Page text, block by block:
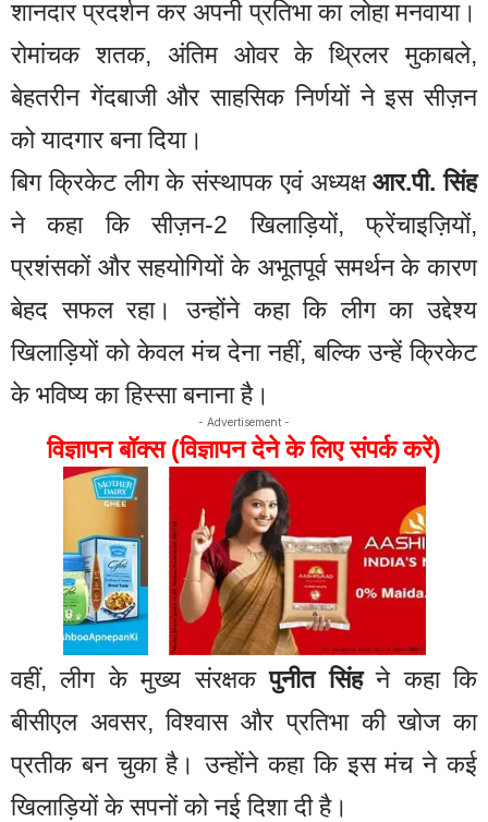
शानदार प्रदर्शन कर अपनी प्रतिभा का लोहा मनवाया।
रोमांचक शतक, अंतिम ओवर के थ्रिलर मुकाबले,
बेहतरीन गेंदबाजी और साहसिक निर्णयों ने इस सीज़न
को यादगार बना दिया।
बिग क्रिकेट लीग के संस्थापक एवं अध्यक्षआर.पी. सिंह
ने कहा कि सीज़न-2 खिलाड़ियों, फ्रेंचाइज़ियों,
प्रशंसकों और सहयोगियों के अभूतपूर्व समर्थन के कारण
बेहद सफल रहा। उन्होंने कहा कि लीग का उद्देश्य
खिलाड़ियों को केवल मंच देना नहीं, बल्कि उन्हें क्रिकेट
के भविष्य का हिस्सा बनाना है।
- Advertisement -
विज्ञापन बॉक्स (विज्ञापन देने के लिए संपर्क करें)
वहीं, लीग के मुख्य संरक्षकपुनीत सिंहने कहा कि
बीसीएल अवसर, विश्वास और प्रतिभा की खोज का
प्रतीक बन चुका है। उन्होंने कहा कि इस मंच ने कई
खिलाड़ियों के सपनों को नई दिशा दी है।